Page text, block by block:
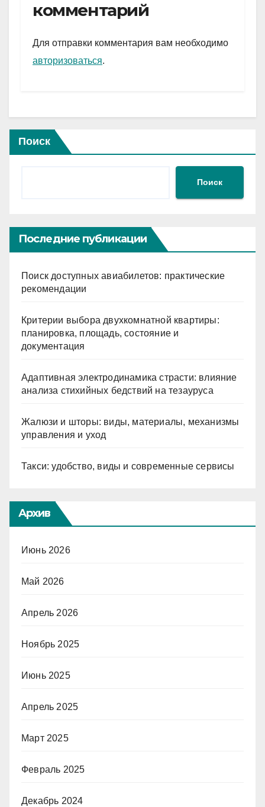
a
m
A
p
и
комментарий
Для отправки комментария вам необходимо
авторизоваться.
Поиск
Поиск
Последние публикации
Поиск доступных авиабилетов: практические
рекомендации
Критерии выбора двухкомнатной квартиры:
планировка, площадь, состояние и
документация
Адаптивная электродинамика страсти: влияние
анализа стихийных бедствий на тезауруса
Жалюзи и шторы: виды, материалы, механизмы
управления и уход
Такси: удобство, виды и современные сервисы
Архив
Июнь 2026
Май 2026
Апрель 2026
Ноябрь 2025
Июнь 2025
Апрель 2025
Март 2025
Февраль 2025
Декабрь 2024